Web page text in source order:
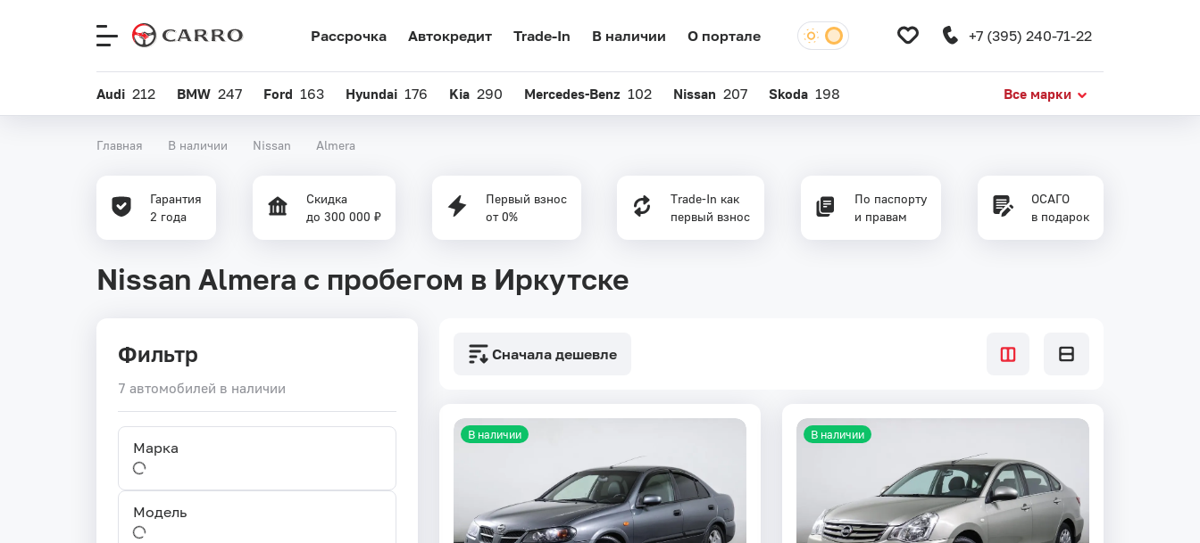
Рассрочка Автокредит Trade-In В наличии О портале +7 (395) 240-71-22
Audi 212 BMW 247 Ford 163 Hyundai 176 Kia 290 Mercedes-Benz 102 Nissan 207 Skoda 198 Все марки
Главная В наличии Nissan Almera
Гарантия
2 года
Скидка
до 300 000 ₽
Первый взнос
от 0%
Trade-In как
первый взнос
По паспорту
и правам
ОСАГО
в подарок
Nissan Almera с пробегом в Иркутске
Фильтр
7 автомобилей в наличии
Марка
Модель
Сначала дешевле
В наличии В наличии